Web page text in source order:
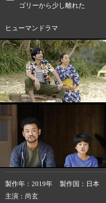
ゴリーから少し離れた
ヒューマンドラマ
製作年 2019年 製作国 日本
主演
尚玄